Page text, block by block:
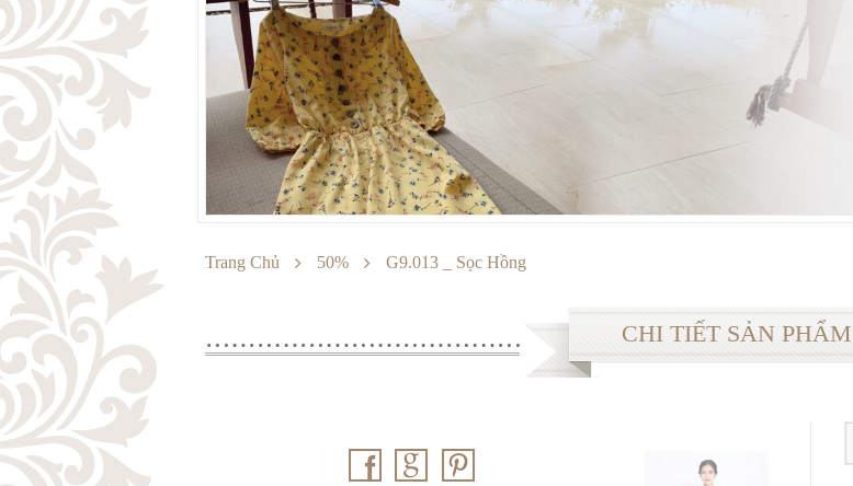
Trang Chủ 50% G9.013 _ Sọc Hồng
CHI TIẾT SẢN PHẨM